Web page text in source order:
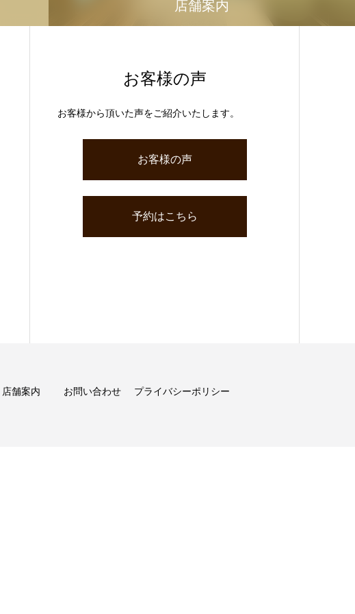
店舗案内
お客様の声
お客様から頂いた声をご紹介いたします。
お客様の声
予約はこちら
店舗案内 お問い合わせ プライバシーポリシー